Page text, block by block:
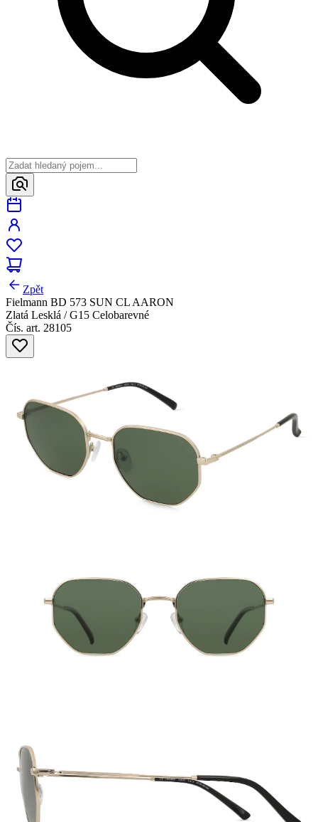
Zpět
Fielmann BD 573 SUN CL AARON
Zlatá Lesklá / G15 Celobarevné
Čís. art. 28105